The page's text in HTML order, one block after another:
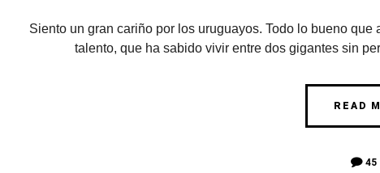
Siento un gran cariño por los uruguayos. Todo lo bueno
talento, que ha sabido vivir entre dos gigantes sin
READ
45